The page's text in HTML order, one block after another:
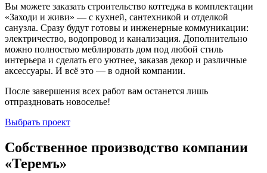
Вы можете заказать строительство коттеджа в комплектации
«Заходи и живи» — с кухней, сантехникой и отделкой
санузла. Сразу будут готовы и инженерные коммуникации:
электричество, водопровод и канализация. Дополнительно
можно полностью меблировать дом под любой стиль
интерьера и сделать его уютнее, заказав декор и различные
аксессуары. И всё это — в одной компании.
После завершения всех работ вам останется лишь
отпраздновать новоселье!
Выбрать проект
Собственное производство компании
«Теремъ»